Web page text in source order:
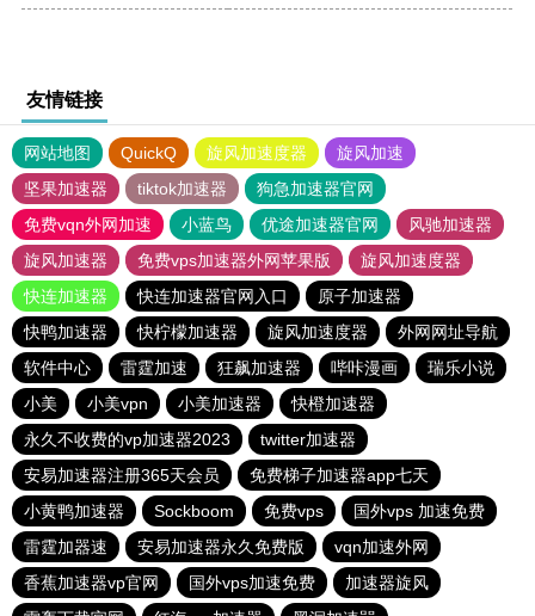
友情链接
网站地图 QuickQ 旋风加速度器
旋风加速
坚果加速器
tiktok加速器
狗急加速器官网
免费vqn外网加速
小蓝鸟 优途加速器官网
风驰加速器
旋风加速器
免费vps加速器外网苹果版
旋风加速度器
快连加速器
快连加速器官网入口
原子加速器
快鸭加速器
快柠檬加速器 旋风加速度器
外网网址导航
软件中心
雷霆加速 狂飙加速器 哔咔漫画
瑞乐小说
小美
小美vpn 小美加速器
快橙加速器
永久不收费的vp加速器2023
twitter加速器
安易加速器注册365天会员
免费梯子加速器app七天
小黄鸭加速器
Sockboom 免费vps
国外vps 加速免费
雷霆加器速
安易加速器永久免费版
vqn加速外网
香蕉加速器vp官网
国外vps加速免费
加速器旋风